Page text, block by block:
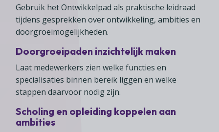
Gebruik het Ontwikkelpad als praktische leidraad
tijdens gesprekken over ontwikkeling, ambities en
doorgroeimogelijkheden.
Doorgroeipaden inzichtelijk maken
Laat medewerkers zien welke functies en
specialisaties binnen bereik liggen en welke
stappen daarvoor nodig zijn.
Scholing en opleiding koppelen aan
ambities